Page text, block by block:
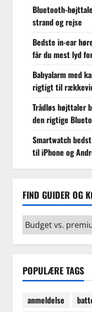
Bluetooth-
strand og rejse
Bedste in-ear
får du mest lyd
Babyalarm med
rigtigt til
Trådløs højttaler
den rigtige
Smartwatch
til iPhone og
FIND GUIDER OG
Find
guider
og
POPULÆRE TAGS
anmeldelse